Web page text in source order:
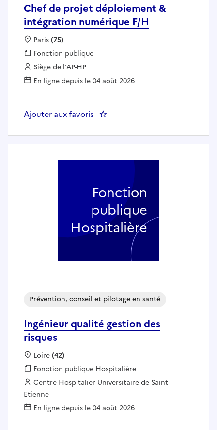
Chef de projet déploiement &
intégration numérique F/H
Localisation :
Paris(75)
Fonction publique :
Fonction publique
Employeur :
Siège de l'AP-HP
En ligne depuis le 04 août 2026
Ajouter aux favoris : Chef de projet déploiement &
Ingénieur qualité gestion des
risques
Prévention, conseil et pilotage en santé
Localisation :
Loire(42)
Fonction publique :
Fonction publique Hospitalière
Employeur :
Centre Hospitalier Universitaire de Saint
Etienne
En ligne depuis le 04 août 2026
Fonction
publique
Hospitalière